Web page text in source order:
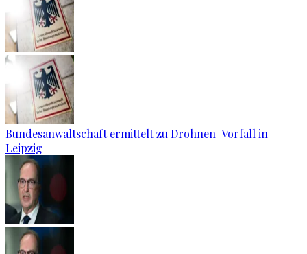
Bundesanwaltschaft ermittelt zu Drohnen-Vorfall in
Leipzig